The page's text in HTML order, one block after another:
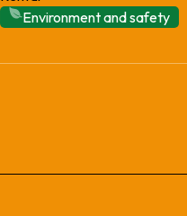
Environment and safety